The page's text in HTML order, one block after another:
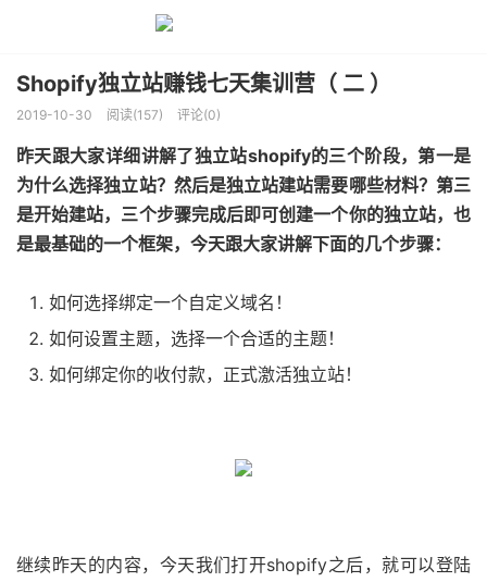
Shopify独立站赚钱七天集训营（ 二 ）
2019-10-30 阅读(157) 评论(0)
昨天跟大家详细讲解了独立站shopify的三个阶段，第一是
为什么选择独立站？然后是独立站建站需要哪些材料？第三
是开始建站，三个步骤完成后即可创建一个你的独立站，也
是最基础的一个框架，今天跟大家讲解下面的几个步骤：
如何选择绑定一个自定义域名！
如何设置主题，选择一个合适的主题！
如何绑定你的收付款，正式激活独立站！
继续昨天的内容，今天我们打开shopify之后，就可以登陆